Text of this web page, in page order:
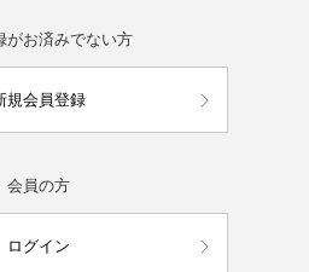
がお済みでない方
規会員登録
会員の方
ログイン